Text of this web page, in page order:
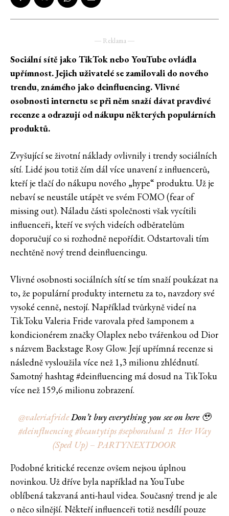
― Reklama ―
Sociální sítě jako TikTok nebo YouTube ovládla
upřímnost. Jejich uživatelé se zamilovali do nového
trendu, známého jako deinfluencing. Vlivné
osobnosti internetu se při něm snaží dávat pravdivé
recenze a odrazují od nákupu některých populárních
produktů.
Zvyšující se životní náklady ovlivnily i trendy sociálních
sítí. Lidé jsou totiž čím dál více unavení z influencerů,
kteří je tlačí do nákupu nového „hype“ produktu. Už je
nebaví se neustále utápět ve svém FOMO (fear of
missing out). Náladu části společnosti však vycítili
influenceři, kteří ve svých videích odběratelům
doporučují co si rozhodně nepořídit. Odstartovali tím
nechtěně nový trend deinfluencingu.
Vlivné osobnosti sociálních sítí se tím snaží poukázat na
to, že populární produkty internetu za to, navzdory své
vysoké cenně, nestojí. Například tvůrkyně videí na
TikToku Valeria Fride varovala před šamponem a
kondicionérem značky Olaplex nebo tvářenkou od Dior
s názvem Backstage Rosy Glow. Její upřímná recenze si
následně vysloužila více než 1,3 milionu zhlédnutí.
Samotný hashtag #deinfluencing má dosud na TikToku
více než 159,6 milionu zobrazení.
@valeriafrideDon’t buy everything you see on here 🥹
#deinfluencing#beautytips#sephorahaul ♬ Her Way
(Sped Up) – PARTYNEXTDOOR
Podobné kritické recenze ovšem nejsou úplnou
novinkou. Už dříve byla například na YouTube
oblíbená takzvaná anti-haul videa. Současný trend je ale
o něco silnější. Někteří influenceři totiž nesdílí pouze